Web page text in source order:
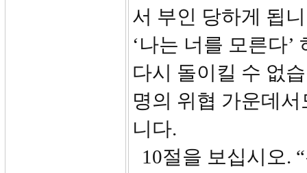
서 부인 당하게 됩
‘나는 너를 모른다
다시 돌이킬 수 없
명의 위협 가운데
니다.
10절을 보십시오.